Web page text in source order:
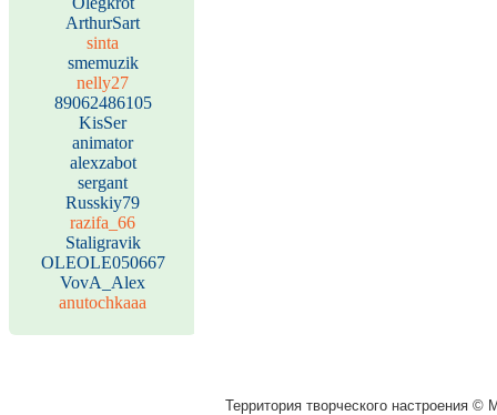
ArthurSart
sinta
smemuzik
nelly27
89062486105
KisSer
animator
alexzabot
sergant
Russkiy79
razifa_66
Staligravik
OLEOLE050667
VovA_Alex
anutochkaaa
Территория творческого настроения